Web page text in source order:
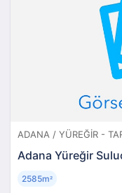
ADANA / YÜREĞIR -
Adana Yüreğir
2585m²